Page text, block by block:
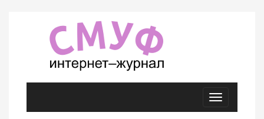
Меню